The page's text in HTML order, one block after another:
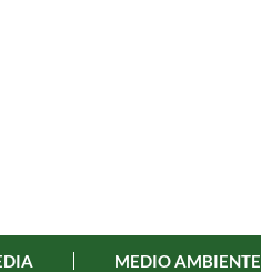
MEDIO AMBIENTE